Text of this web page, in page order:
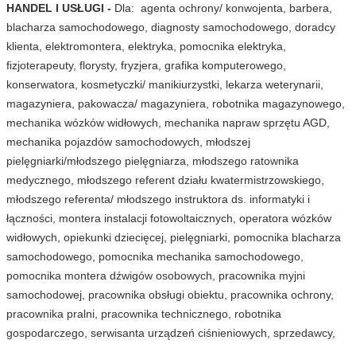
HANDEL I USŁUGI - Dla: agenta ochrony/ konwojenta, barbera,
blacharza samochodowego, diagnosty samochodowego, doradcy
klienta, elektromontera, elektryka, pomocnika elektryka,
fizjoterapeuty, florysty, fryzjera, grafika komputerowego,
konserwatora, kosmetyczki/ manikiurzystki, lekarza weterynarii,
magazyniera, pakowacza/ magazyniera, robotnika magazynowego,
mechanika wózków widłowych, mechanika napraw sprzętu AGD,
mechanika pojazdów samochodowych, młodszej
pielęgniarki/młodszego pielęgniarza, młodszego ratownika
medycznego, młodszego referent działu kwatermistrzowskiego,
młodszego referenta/ młodszego instruktora ds. informatyki i
łączności, montera instalacji fotowoltaicznych, operatora wózków
widłowych, opiekunki dziecięcej, pielęgniarki, pomocnika blacharza
samochodowego, pomocnika mechanika samochodowego,
pomocnika montera dźwigów osobowych, pracownika myjni
samochodowej, pracownika obsługi obiektu, pracownika ochrony,
pracownika pralni, pracownika technicznego, robotnika
gospodarczego, serwisanta urządzeń ciśnieniowych, sprzedawcy,